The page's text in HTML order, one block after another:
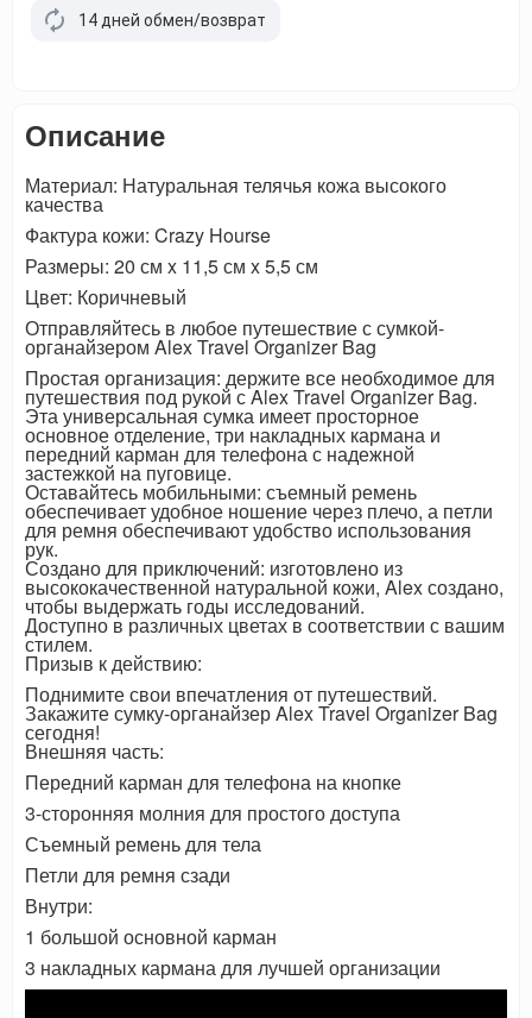
14 дней обмен/возврат
Описание
Материал: Натуральная телячья кожа высокого
качества
Фактура кожи: Crazy Hourse
Размеры: 20 см x 11,5 см x 5,5 см
Цвет: Коричневый
Отправляйтесь в любое путешествие с сумкой-
органайзером Alex Travel Organizer Bag
Простая организация: держите все необходимое для
путешествия под рукой с Alex Travel Organizer Bag.
Эта универсальная сумка имеет просторное
основное отделение, три накладных кармана и
передний карман для телефона с надежной
застежкой на пуговице.
Оставайтесь мобильными: съемный ремень
обеспечивает удобное ношение через плечо, а петли
для ремня обеспечивают удобство использования
рук.
Создано для приключений: изготовлено из
высококачественной натуральной кожи, Alex создано,
чтобы выдержать годы исследований.
Доступно в различных цветах в соответствии с вашим
стилем.
Призыв к действию:
Поднимите свои впечатления от путешествий.
Закажите сумку-органайзер Alex Travel Organizer Bag
сегодня!
Внешняя часть:
Передний карман для телефона на кнопке
3-сторонняя молния для простого доступа
Съемный ремень для тела
Петли для ремня сзади
Внутри:
1 большой основной карман
3 накладных кармана для лучшей организации